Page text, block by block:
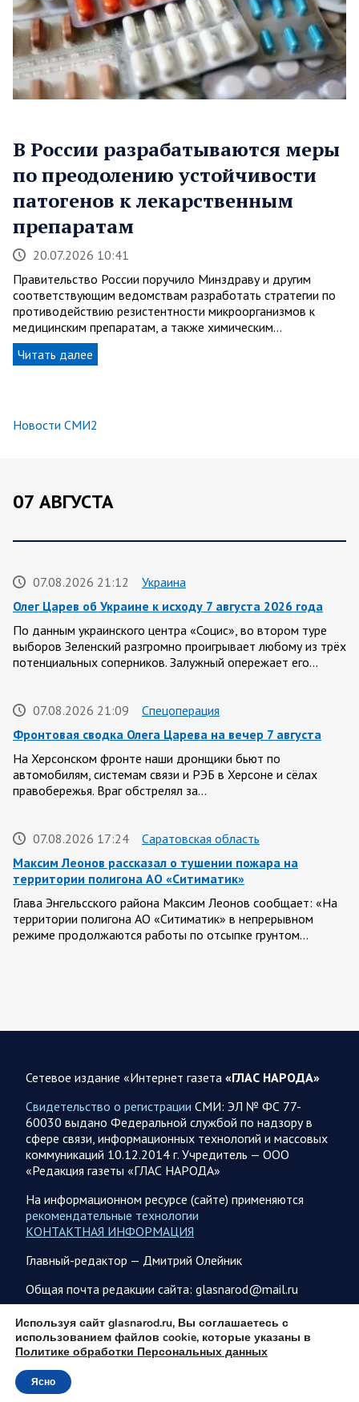
В России разрабатываются меры
по преодолению устойчивости
патогенов к лекарственным
препаратам
20.07.2026 10:41
Правительство России поручило Минздраву и другим
соответствующим ведомствам разработать стратегии по
противодействию резистентности микроорганизмов к
медицинским препаратам, а также химическим…
Читать далее
Новости СМИ2
07 АВГУСТА
07.08.2026 21:12
Украина
Олег Царев об Украине к исходу 7 августа 2026 года
По данным украинского центра «Социс», во втором туре
выборов Зеленский разгромно проигрывает любому из трёх
потенциальных соперников. Залужный опережает его…
07.08.2026 21:09
Спецоперация
Фронтовая сводка Олега Царева на вечер 7 августа
На Херсонском фронте наши дронщики бьют по
автомобилям, системам связи и РЭБ в Херсоне и сёлах
правобережья. Враг обстрелял за…
07.08.2026 17:24
Саратовская область
Максим Леонов рассказал о тушении пожара на
территории полигона АО «Ситиматик»
Глава Энгельсского района Максим Леонов сообщает: «На
территории полигона АО «Ситиматик» в непрерывном
режиме продолжаются работы по отсыпке грунтом…
представители группировок «Север», «Запад», «Центр»,
07.08.2026 12:29
Спецоперация
Сводка военных действий от Минобороны РФ 7
Главное: Российские вооружённые силы взяли под контроль
село Анискино в Харьковской области. За прошедшую
неделю ВС РФ осуществили два массированных…
07.08.2026 10:51
Мир
года
Президент США Дональд Трамп выразил уверенность, что
война с Ираном скоро закончится. По его оценке, Тегеран
не сможет продолжать конфликт…
Сетевое издание «Интернет газета «ГЛАС НАРОДА»
Свидетельство о регистрации СМИ: ЭЛ № ФС 77-
60030 выдано Федеральной службой по надзору в
сфере связи, информационных технологий и массовых
коммуникаций 10.12.2014 г. Учредитель — ООО
«Редакция газеты «ГЛАС НАРОДА»
На информационном ресурсе (сайте) применяются
рекомендательные технологии
КОНТАКТНАЯ ИНФОРМАЦИЯ
Главный-редактор — Дмитрий Олейник
Общая почта редакции сайта: glasnarod@mail.ru
ПОДПИСКА
Используя сайт glasnarod.ru, Вы соглашаетесь с
использованием файлов cookie, которые указаны в
Политике обработки Персональных данных
Ясно